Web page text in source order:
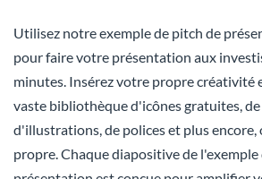
Utilisez notre exemple de pitch de
pour faire votre présentation aux
minutes. Insérez votre propre créativité
vaste bibliothèque d'icônes gratuites, de
d'illustrations, de polices et plus encore,
propre. Chaque diapositive de l'exemple